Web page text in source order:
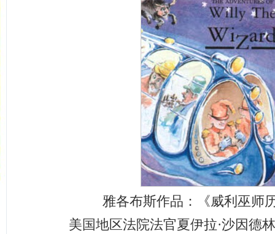
雅各布斯作品：《威利巫师
美国地区法院法官夏伊拉·沙因德林